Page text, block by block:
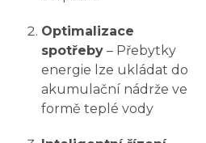
Optimalizace
spotřeby – Přebytky
energie lze ukládat do
akumulační nádrže ve
formě teplé vody